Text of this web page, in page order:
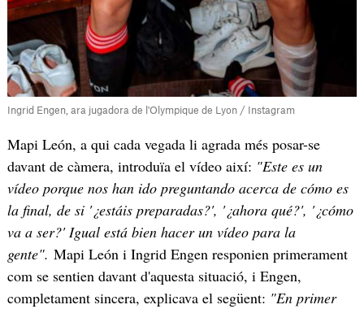
Ingrid Engen, ara jugadora de l'Olympique de Lyon / Instagram
Mapi León, a qui cada vegada li agrada més posar-se
davant de càmera, introduïa el vídeo així: "Este es un
vídeo porque nos han ido preguntando acerca de cómo es
la final, de si '¿estáis preparadas?', '¿ahora qué?', '¿cómo
va a ser?' Igual está bien hacer un vídeo para la
gente". Mapi León i Ingrid Engen responien primerament
com se sentien davant d'aquesta situació, i Engen,
completament sincera, explicava el següent: "En primer